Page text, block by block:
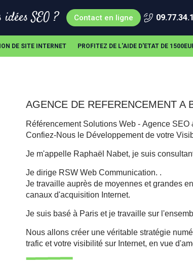
SEO ? Contact en ligne
DE SITE INTERNET PROFITEZ DE L'AIDE D'ETAT DE
AGENCE DE REFERENCEMENT A
Référencement Solutions Web - Agence
Confiez-Nous le Développement de votre
Je m'appelle Raphaël Nabet, je suis
Je dirige RSW Web Communication. .
Je travaille auprès de moyennes et grandes
canaux d'acquisition Internet.
Je suis basé à Paris et je travaille sur
Nous allons créer une véritable stratégie
trafic et votre visibilité sur Internet, en vue